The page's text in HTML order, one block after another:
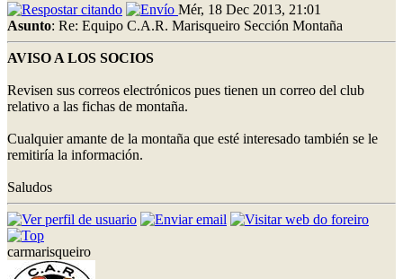
Mér, 18 Dec 2013, 21:01
Asunto: Re: Equipo C.A.R. Marisqueiro Sección Montaña
AVISO A LOS SOCIOS
Revisen sus correos electrónicos pues tienen un correo del club
relativo a las fichas de montaña.
Cualquier amante de la montaña que esté interesado también se le
remitiría la información.
Saludos
carmarisqueiro